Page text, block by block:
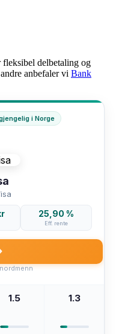
fleksibel delbetaling og
anbefaler vi Bank
i Norge
25,90 %
Eff. rente
1.5 1.3